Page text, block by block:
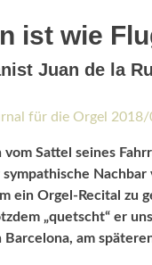
ist wie
Juan de la
für die Orgel 2018/
vom Sattel seines
ein Orgel-Recital zu
„quetscht“ er
Barcelona, am